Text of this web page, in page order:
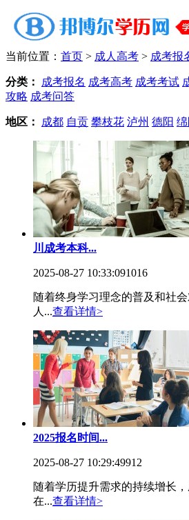
当前位置： 首页 > 成人高考 > 成考报
分类： 成考报名 成考高考 成考考试
攻略 成考问答
地区： 成都 自贡 攀枝花 泸州 德阳 绵
川成考本科...
2025-08-27 10:33:091016
随着终身学习理念的普及和社
人...查看详情>
2025报名时间...
2025-08-27 10:29:49912
随着学历提升需求的持续增长
在...查看详情>